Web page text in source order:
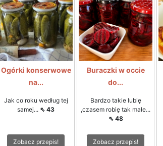
Ogórki konserwowe
na...
Jak co roku według tej
samej... ⇖ 43
Zobacz przepis!
Buraczki w occie
do...
Bardzo takie lubię
,czasem robię tak małe...
⇖ 48
Zobacz przepis!